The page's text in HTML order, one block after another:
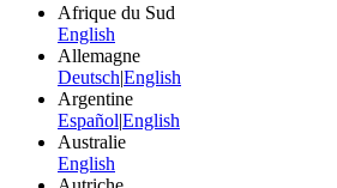
Afrique du Sud
English
Allemagne
Deutsch|English
Argentine
Español|English
Australie
English